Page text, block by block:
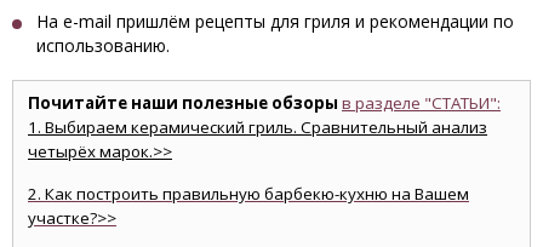
На e-mail пришлём рецепты для гриля и рекомендации по
использованию.
Почитайте наши полезные обзоры в разделе "СТАТЬИ":
1. Выбираем керамический гриль. Сравнительный анализ
четырёх марок.>>
2. Как построить правильную барбекю-кухню на Вашем
участке?>>